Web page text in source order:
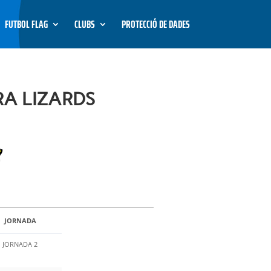
FUTBOL FLAG CLUBS PROTECCIÓ DE DADES
LIZARDS
JORNADA
JORNADA 2